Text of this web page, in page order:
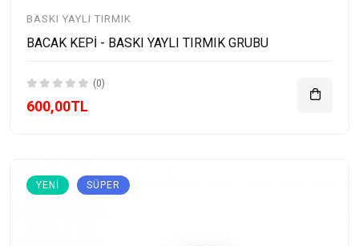
BASKI YAYLI TIRMIK
BACAK KEPİ - BASKI YAYLI TIRMIK GRUBU
(0)
600,00TL
YENI SÜPER